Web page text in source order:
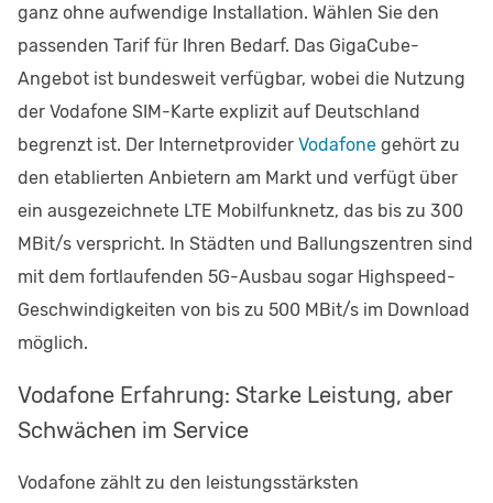
ganz ohne aufwendige Installation. Wählen Sie den
passenden Tarif für Ihren Bedarf. Das GigaCube-
Angebot ist bundesweit verfügbar, wobei die Nutzung
der Vodafone SIM-Karte explizit auf Deutschland
begrenzt ist. Der Internetprovider Vodafone gehört zu
den etablierten Anbietern am Markt und verfügt über
ein ausgezeichnete LTE Mobilfunknetz, das bis zu 300
MBit/s verspricht. In Städten und Ballungszentren sind
mit dem fortlaufenden 5G-Ausbau sogar Highspeed-
Geschwindigkeiten von bis zu 500 MBit/s im Download
möglich.
Vodafone Erfahrung: Starke Leistung, aber
Schwächen im Service
Vodafone zählt zu den leistungsstärksten